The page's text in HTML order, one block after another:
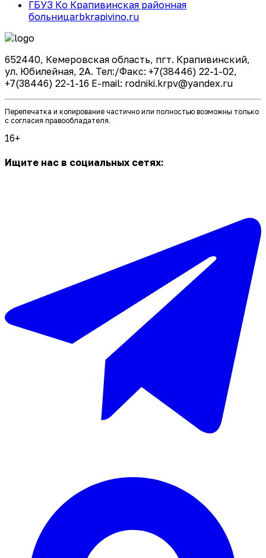
ГБУЗ Ко Крапивинская районная
больницаrbkrapivino.ru
652440, Кемеровская область, пгт. Крапивинский,
ул. Юбилейная, 2А. Тел:/Факс: +7(38446) 22-1-02,
+7(38446) 22-1-16 E-mail: rodniki.krpv@yandex.ru
Перепечатка и копирование частично или полностью возможны только
с согласия правообладателя.
16+
Ищите нас в социальных сетях: